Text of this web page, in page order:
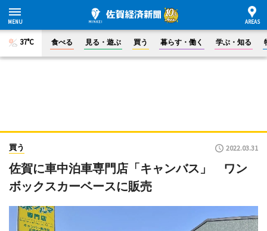
37°C 食べる 見る・遊ぶ 買う 暮らす・働く 学ぶ・知る
買う 2022.03.31
佐賀に車中泊車専門店「キャンバス」 ワン
ボックスカーベースに販売